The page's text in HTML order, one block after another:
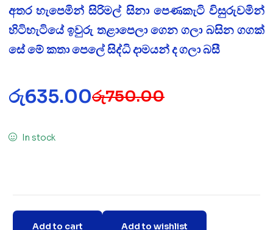
අතර හැපෙමින් සිරිමල් සිනා පෙණකැටි විසුරුවමින්
හිටිහැටියේ ඉවුරු තළාපෙලා ගෙන ගලා බසින ගගක්
සේ මේ කතා පෙලේ සිද්ධි දාමයන් ද ගලා බසී
රු750.00
රු635.00
In stock
Add to cart Add to wishlist